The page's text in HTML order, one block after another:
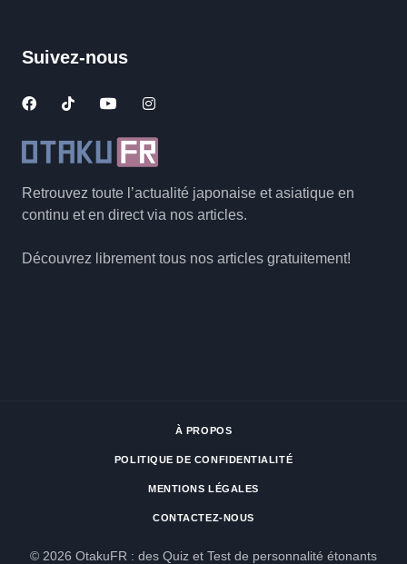
Retrouvez toute l’actualité japonaise et asiatique en
continu et en direct via nos articles.
Découvrez librement tous nos articles gratuitement!
Suivez-nous
À PROPOS
POLITIQUE DE CONFIDENTIALITÉ
MENTIONS LÉGALES
CONTACTEZ-NOUS
© 2026 OtakuFR : des Quiz et Test de personnalité étonants